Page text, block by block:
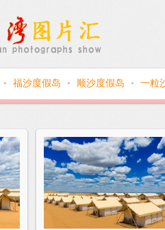
● 福沙度假岛 ● 顺沙度假岛 ● 一粒